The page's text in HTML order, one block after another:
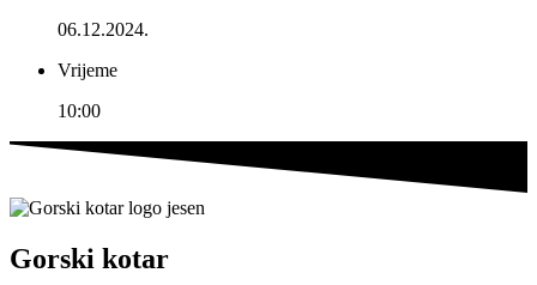
06.12.2024.
Vrijeme
10:00
Gorski kotar